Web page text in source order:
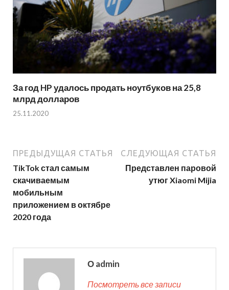
За год HP удалось продать ноутбуков на 25,8
млрд долларов
25.11.2020
ПРЕДЫДУЩАЯ СТАТЬЯ
TikTok стал самым
скачиваемым
мобильным
приложением в октябре
2020 года
СЛЕДУЮЩАЯ СТАТЬЯ
Представлен паровой
утюг Xiaomi Mijia
О admin
Посмотреть все записи